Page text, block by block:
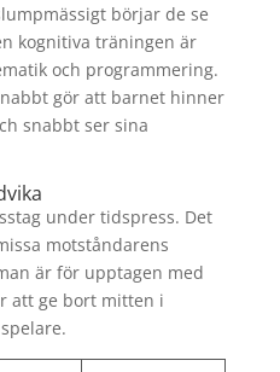
börjar de se
kognitiva träningen är
och programmering.
gör att barnet hinner
snabbt ser sina
under tidspress. Det
motståndarens
är för upptagen med
att ge bort mitten i